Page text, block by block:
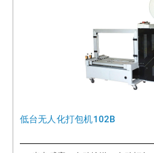
低台无人化打包机102B